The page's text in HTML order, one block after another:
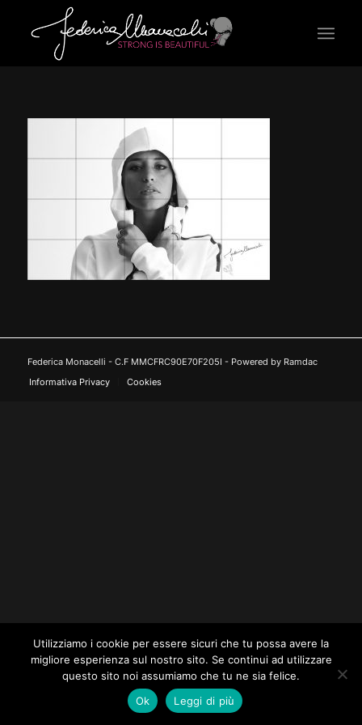
Federica Monacelli - C.F MMCFRC90E70F205I - Powered by Ramdac
Informativa Privacy
Cookies
Utilizziamo i cookie per essere sicuri che tu possa avere la
migliore esperienza sul nostro sito. Se continui ad utilizzare
questo sito noi assumiamo che tu ne sia felice.
Ok
Leggi di più